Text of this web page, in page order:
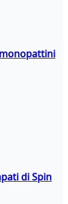
di Spin